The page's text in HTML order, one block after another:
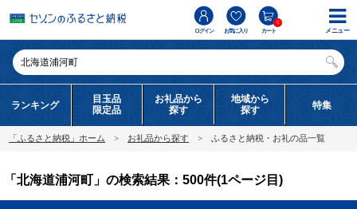
ログイン お気に入り カート
0
ランキング
目玉品
限定品
お礼品から
探す
地域から
探す
特集
「ふるさと納税」ホーム お礼品から探す ふるさと納税・お礼の品一覧
「北海道浦河町」の検索結果：500件(1ページ目)
メニュー